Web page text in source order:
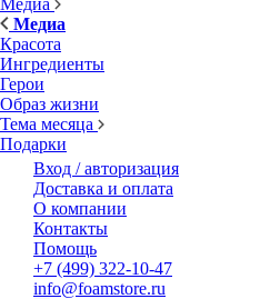
Медиа
Медиа
Красота
Ингредиенты
Герои
Образ жизни
Тема месяца
Подарки
Вход / авторизация
Доставка и оплата
О компании
Контакты
Помощь
+7 (499) 322-10-47
info@foamstore.ru